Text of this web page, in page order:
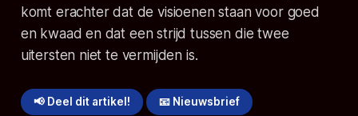
komt erachter dat de visioenen staan voor goed
en kwaad en dat een strijd tussen die twee
uitersten niet te vermijden is.
📢 Deel dit artikel! 📧 Nieuwsbrief